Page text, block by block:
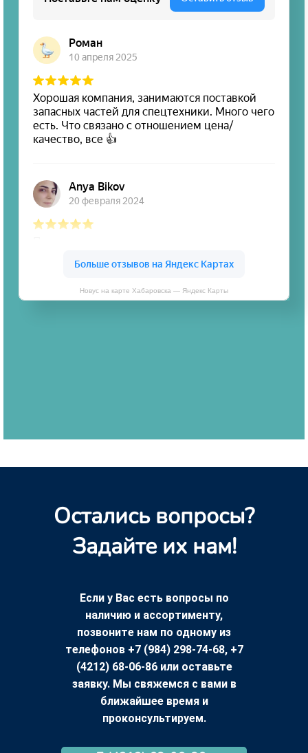
Новус на карте Хабаровска — Яндекс Карты
Остались вопросы?
Задайте их нам!
Если у Вас есть вопросы по
наличию и ассортименту,
позвоните нам по одному из
телефонов +7 (984) 298-74-68, +7
(4212) 68-06-86 или оставьте
заявку. Мы свяжемся с вами в
ближайшее время и
проконсультируем.